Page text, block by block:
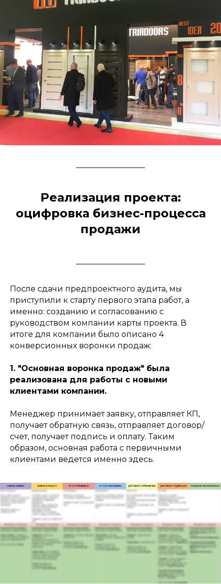
Реализация проекта:
оцифровка бизнес-процесса
продажи
После сдачи предпроектного аудита, мы
приступили к старту первого этапа работ, а
именно: созданию и согласованию с
руководством компании карты проекта. В
итоге для компании было описано 4
конверсионных воронки продаж:
1. "Основная воронка продаж" была
реализована для работы с новыми
клиентами компании.
Менеджер принимает заявку, отправляет КП,
получает обратную связь, отправляет договор/
счет, получает подпись и оплату. Таким
образом, основная работа с первичными
клиентами ведется именно здесь.